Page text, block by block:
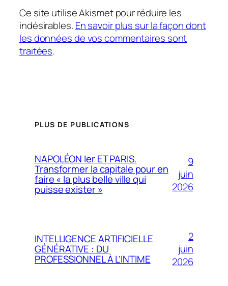
Ce site utilise Akismet pour réduire les
indésirables. En savoir plus sur la façon dont
les données de vos commentaires sont
traitées.
PLUS DE PUBLICATIONS
NAPOLÉON Ier ET PARIS.
Transformer la capitale pour en
faire « la plus belle ville qui
puisse exister »
9
juin
2026
INTELLIGENCE ARTIFICIELLE
GÉNÉRATIVE : DU
PROFESSIONNEL À L’INTIME
2
juin
2026